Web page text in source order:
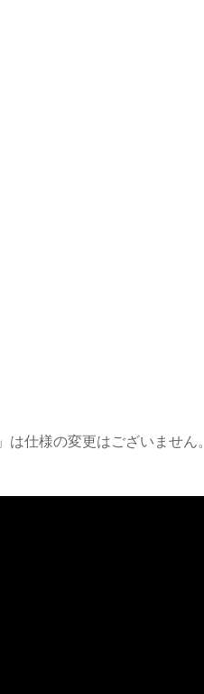
仕様の変更はございません。